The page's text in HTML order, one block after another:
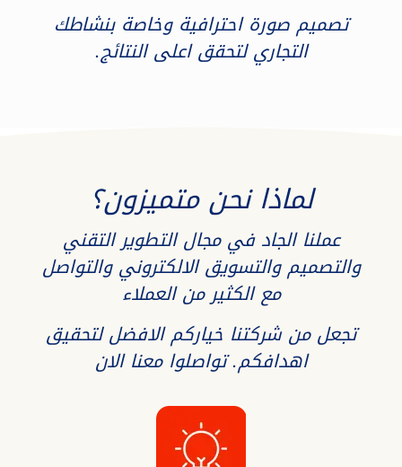
تصميم صورة احترافية وخاصة بنشاطك
التجاري لتحقق اعلى النتائج.
لماذا نحن متميزون؟
عملنا الجاد في مجال التطوير التقني
والتصميم والتسويق الالكتروني والتواصل
مع الكثير من العملاء
تجعل من شركتنا خياركم الافضل لتحقيق
اهدافكم. تواصلوا معنا الان